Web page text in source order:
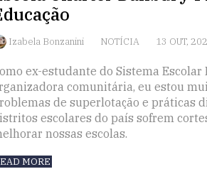
Izabela Bonzanini NOTÍCIA 13 OUT,
ex-estudante do Sistema
comunitária, eu estou
de superlotação e práticas
escolares do país sofrem
nossas escolas.
MORE